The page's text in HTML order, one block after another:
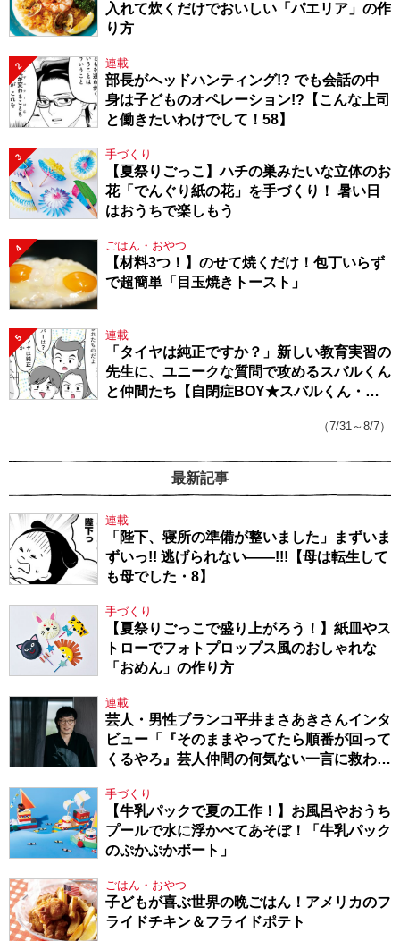
入れて炊くだけでおいしい「パエリア」の作
り方
2 連載
部長がヘッドハンティング!? でも会話の中
身は子どものオペレーション!?【こんな上司
と働きたいわけでして！58】
3 手づくり
【夏祭りごっこ】ハチの巣みたいな立体のお
花「でんぐり紙の花」を手づくり！ 暑い日
はおうちで楽しもう
4 ごはん・おやつ
【材料3つ！】のせて焼くだけ！包丁いらず
で超簡単「目玉焼きトースト」
5 連載
「タイヤは純正ですか？」新しい教育実習の
先生に、ユニークな質問で攻めるスバルくん
と仲間たち【自閉症BOY★スバルくん・
（7/31～8/7）
最新記事
連載
「陛下、寝所の準備が整いました」まずいま
ずいっ!! 逃げられない――!!!【母は転生して
も母でした・8】
手づくり
【夏祭りごっこで盛り上がろう！】紙皿やス
トローでフォトプロップス風のおしゃれな
「おめん」の作り方
連載
芸人・男性ブランコ平井まさあきさんインタ
ビュー「『そのままやってたら順番が回って
くるやろ』芸人仲間の何気ない一言に救われ
手づくり
【牛乳パックで夏の工作！】お風呂やおうち
プールで水に浮かべてあそぼ！「牛乳パック
のぷかぷかボート」
ごはん・おやつ
子どもが喜ぶ世界の晩ごはん！アメリカのフ
ライドチキン＆フライドポテト